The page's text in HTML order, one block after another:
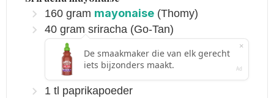
160 gram mayonaise (Thomy)
40 gram sriracha (Go-Tan)
1 tl paprikapoeder